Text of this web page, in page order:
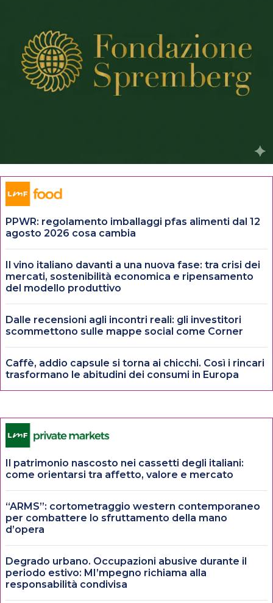
PPWR: regolamento imballaggi pfas alimenti dal 12
agosto 2026 cosa cambia
Il vino italiano davanti a una nuova fase: tra crisi dei
mercati, sostenibilità economica e ripensamento
del modello produttivo
Dalle recensioni agli incontri reali: gli investitori
scommettono sulle mappe social come Corner
Caffè, addio capsule si torna ai chicchi. Così i rincari
trasformano le abitudini dei consumi in Europa
Il patrimonio nascosto nei cassetti degli italiani:
come orientarsi tra affetto, valore e mercato
“ARMS”: cortometraggio western contemporaneo
per combattere lo sfruttamento della mano
d’opera
Degrado urbano. Occupazioni abusive durante il
periodo estivo: MI’mpegno richiama alla
responsabilità condivisa